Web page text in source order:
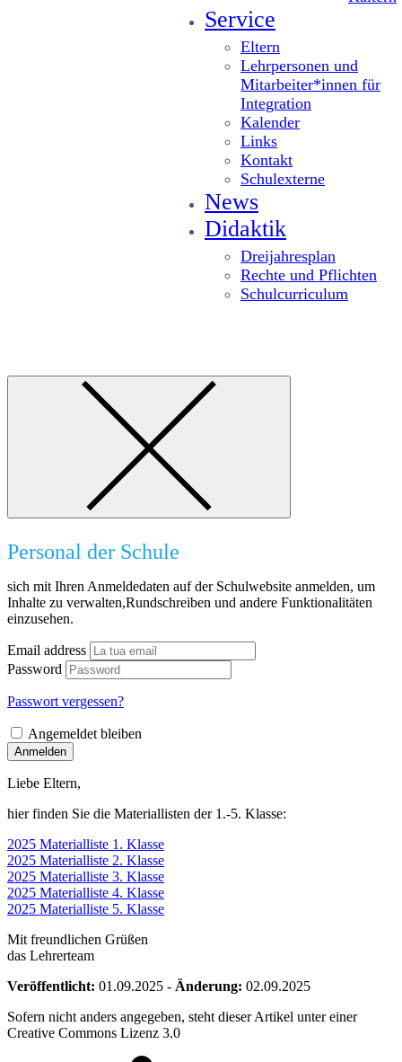
Service
Eltern
Lehrpersonen und
Mitarbeiter*innen für
Integration
Kalender
Links
Kontakt
Schulexterne
News
Didaktik
Dreijahresplan
Rechte und Pflichten
Schulcurriculum
Personal der Schule
sich mit Ihren Anmeldedaten auf der Schulwebsite anmelden, um
Inhalte zu verwalten,Rundschreiben und andere Funktionalitäten
einzusehen.
Email address
Password
Passwort vergessen?
Angemeldet bleiben
Anmelden
Liebe Eltern,
hier finden Sie die Materiallisten der 1.-5. Klasse:
2025 Materialliste 1. Klasse
2025 Materialliste 2. Klasse
2025 Materialliste 3. Klasse
2025 Materialliste 4. Klasse
2025 Materialliste 5. Klasse
Mit freundlichen Grüßen
das Lehrerteam
Veröffentlicht: 01.09.2025 - Änderung: 02.09.2025
Sofern nicht anders angegeben, steht dieser Artikel unter einer
Creative Commons Lizenz 3.0